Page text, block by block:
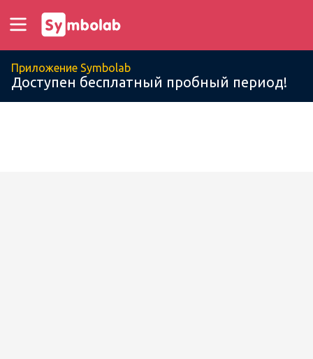
Приложение Symbolab
Доступен бесплатный пробный период!